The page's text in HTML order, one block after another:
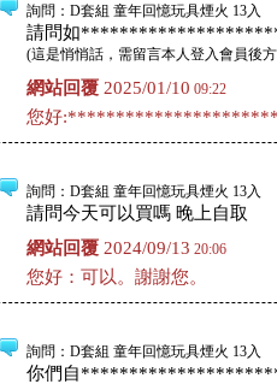
詢問 ：D套組 童年回憶玩具煙火 13入
請問如
(這是悄悄話，需留言本人登入會員後
網站回覆 2025/01/10 09:22
您好
詢問 ：D套組 童年回憶玩具煙火 13入
請問今天可以買嗎 晚上自取
網站回覆 2024/09/13 20:06
您好：可以。謝謝您。
詢問 ：D套組 童年回憶玩具煙火 13入
你們自